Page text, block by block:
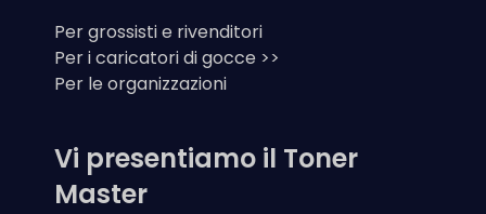
Per grossisti e rivenditori
Per i caricatori di gocce >>
Per le organizzazioni
Vi presentiamo il Toner
Master